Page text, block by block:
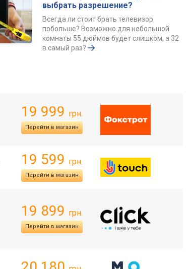
выбрать разрешение?
Всегда ли стоит брать телевизор
побольше? Возможно для небольшой
комнаты 55 дюймов будет слишком, а 32
в самый раз?
19 999 грн.
Перейти в магазин
19 599 грн.
Перейти в магазин
19 899 грн.
Перейти в магазин